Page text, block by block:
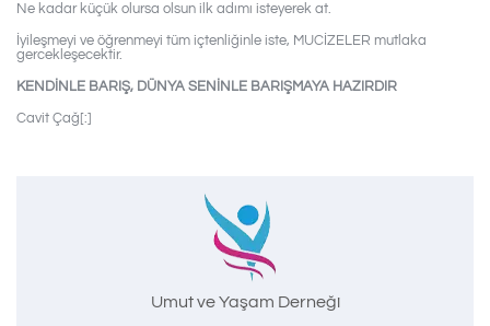
Ne kadar küçük olursa olsun ilk adımı isteyerek at.
İyileşmeyi ve öğrenmeyi tüm içtenliğinle iste, MUCİZELER mutlaka
gercekleşecektir.
KENDİNLE BARIŞ, DÜNYA SENİNLE BARIŞMAYA HAZIRDIR
Cavit Çağ[:]
Umut ve Yaşam Derneği